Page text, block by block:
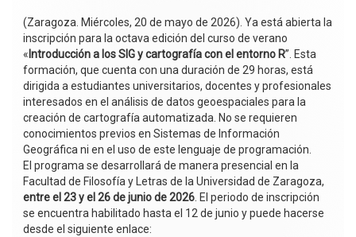
(Zaragoza. Miércoles, 20 de mayo de 2026). Ya está abierta la
inscripción para la octava edición del curso de verano
« Introducción a los SIG y cartografía con el entorno R”. Esta
formación, que cuenta con una duración de 29 horas, está
dirigida a estudiantes universitarios, docentes y profesionales
interesados en el análisis de datos geoespaciales para la
creación de cartografía automatizada. No se requieren
conocimientos previos en Sistemas de Información
Geográfica ni en el uso de este lenguaje de programación.
El programa se desarrollará de manera presencial en la
Facultad de Filosofía y Letras de la Universidad de Zaragoza,
entre el 23 y el 26 de junio de 2026 . El periodo de inscripción
se encuentra habilitado hasta el 12 de junio y puede hacerse
desde el siguiente enlace: